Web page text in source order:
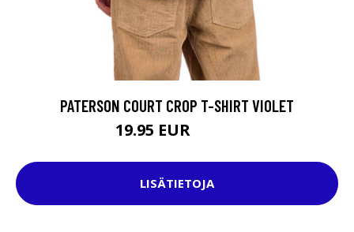
PATERSON COURT CROP T-SHIRT VIOLET
19.95 EUR
LISÄTIETOJA